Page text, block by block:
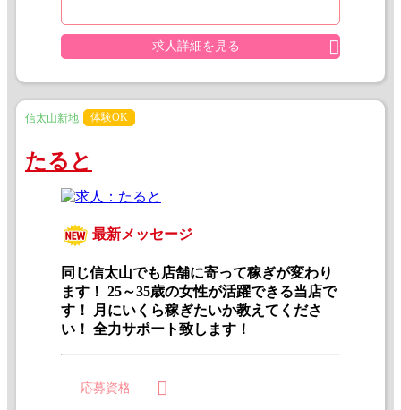
求人詳細を見る
信太山新地 体験OK
たると
最新メッセージ
同じ信太山でも店舗に寄って稼ぎが変わり
ます！ 25～35歳の女性が活躍できる当店で
す！ 月にいくら稼ぎたいか教えてくださ
い！ 全力サポート致します！
応募資格